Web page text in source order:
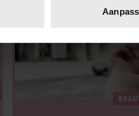
of intrekken in de
en advertenties te
Ook delen we informatie over
Deze partners kunnen deze
op basis van uw